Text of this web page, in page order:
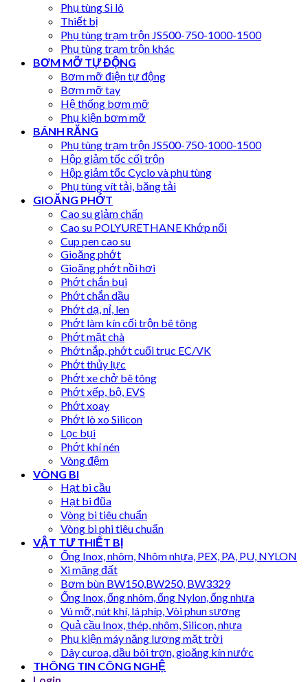
Phụ tùng Si lô
Thiết bị
Phụ tùng trạm trộn JS500-750-1000-1500
Phụ tùng trạm trộn khác
BƠM MỠ TỰ ĐỘNG
Bơm mỡ điện tự động
Bơm mỡ tay
Hệ thống bơm mỡ
Phụ kiện bơm mỡ
BÁNH RĂNG
Phụ tùng trạm trộn JS500-750-1000-1500
Hộp giảm tốc cối trộn
Hộp giảm tốc Cyclo và phụ tùng
Phụ tùng vít tải, băng tải
GIOĂNG PHỚT
Cao su giảm chấn
Cao su POLYURETHANE Khớp nối
Cup pen cao su
Gioăng phớt
Gioăng phớt nồi hơi
Phớt chắn bụi
Phớt chắn dầu
Phớt dạ, nỉ, len
Phớt làm kín cối trộn bê tông
Phớt mặt chà
Phớt nắp, phớt cuối trục EC/VK
Phớt thủy lực
Phớt xe chở bê tông
Phớt xếp, bộ, EVS
Phớt xoay
Phớt lò xo Silicon
Lọc bụi
Phớt khí nén
Vòng đệm
VÒNG BI
Hạt bi cầu
Hạt bi đũa
Vòng bi tiêu chuẩn
Vòng bi phi tiêu chuẩn
VẬT TƯ THIẾT BỊ
Ống Inox, nhôm, Nhôm nhựa, PEX, PA, PU, NYLON
Xi măng đất
Bơm bùn BW150,BW250, BW3329
Ống Inox, ống nhôm, ống Nylon, ống nhựa
Vú mỡ, nút khí, lá phíp, Vòi phun sương
Quả cầu Inox, thép, nhôm, Silicon, nhựa
Phụ kiện máy năng lượng mặt trời
Dây curoa, dầu bôi trơn, gioăng kín nước
THÔNG TIN CÔNG NGHỆ